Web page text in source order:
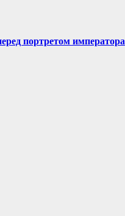
портретом императора